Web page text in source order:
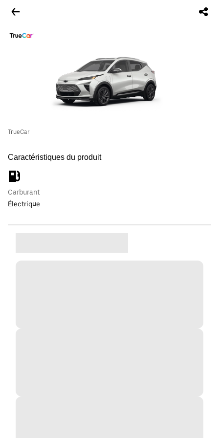
TrueCar
Caractéristiques du produit
Carburant
Électrique